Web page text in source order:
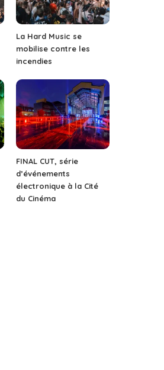
La Hard Music se
mobilise contre les
incendies
FINAL CUT, série
d’événements
électronique à la Cité
du Cinéma